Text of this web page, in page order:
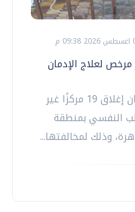
غير مرخص لعلاج الإدمان
أعلنت وزارة الصحة والسكان إغلاق 19 مركزًا غير
النفسي بمنطقة
وذلك لمخالفتها...